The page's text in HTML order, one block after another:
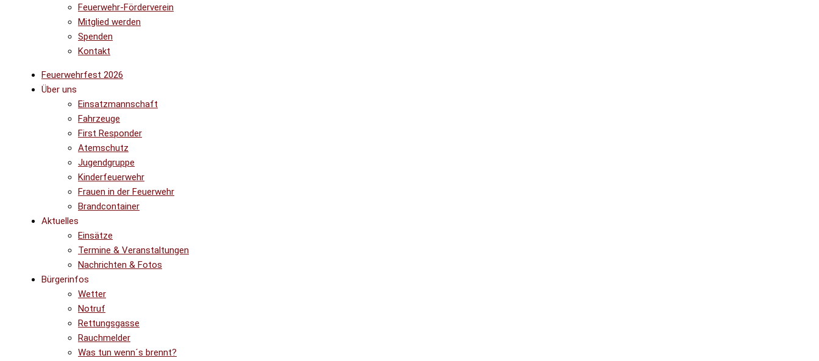
Feuerwehr-Förderverein
Mitglied werden
Spenden
Kontakt
Feuerwehrfest 2026
Über uns
Einsatzmannschaft
Fahrzeuge
First Responder
Atemschutz
Jugendgruppe
Kinderfeuerwehr
Frauen in der Feuerwehr
Brandcontainer
Aktuelles
Einsätze
Termine & Veranstaltungen
Nachrichten & Fotos
Bürgerinfos
Wetter
Notruf
Rettungsgasse
Rauchmelder
Was tun wenn´s brennt?